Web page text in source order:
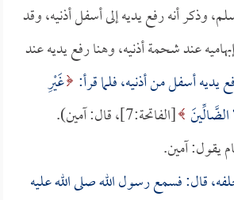
وذكر أنه رفع يديه إلى أسفل أذنيه، وقد
عند شحمة أذنيه، وهنا رفع يديه عند
يديه أسفل من أذنيه، فلما قرأ: غَيْرِ
[الفاتحة:7]، قال: آمين).
يقول: آمين.
قال: فسمع رسول الله صلى الله عليه